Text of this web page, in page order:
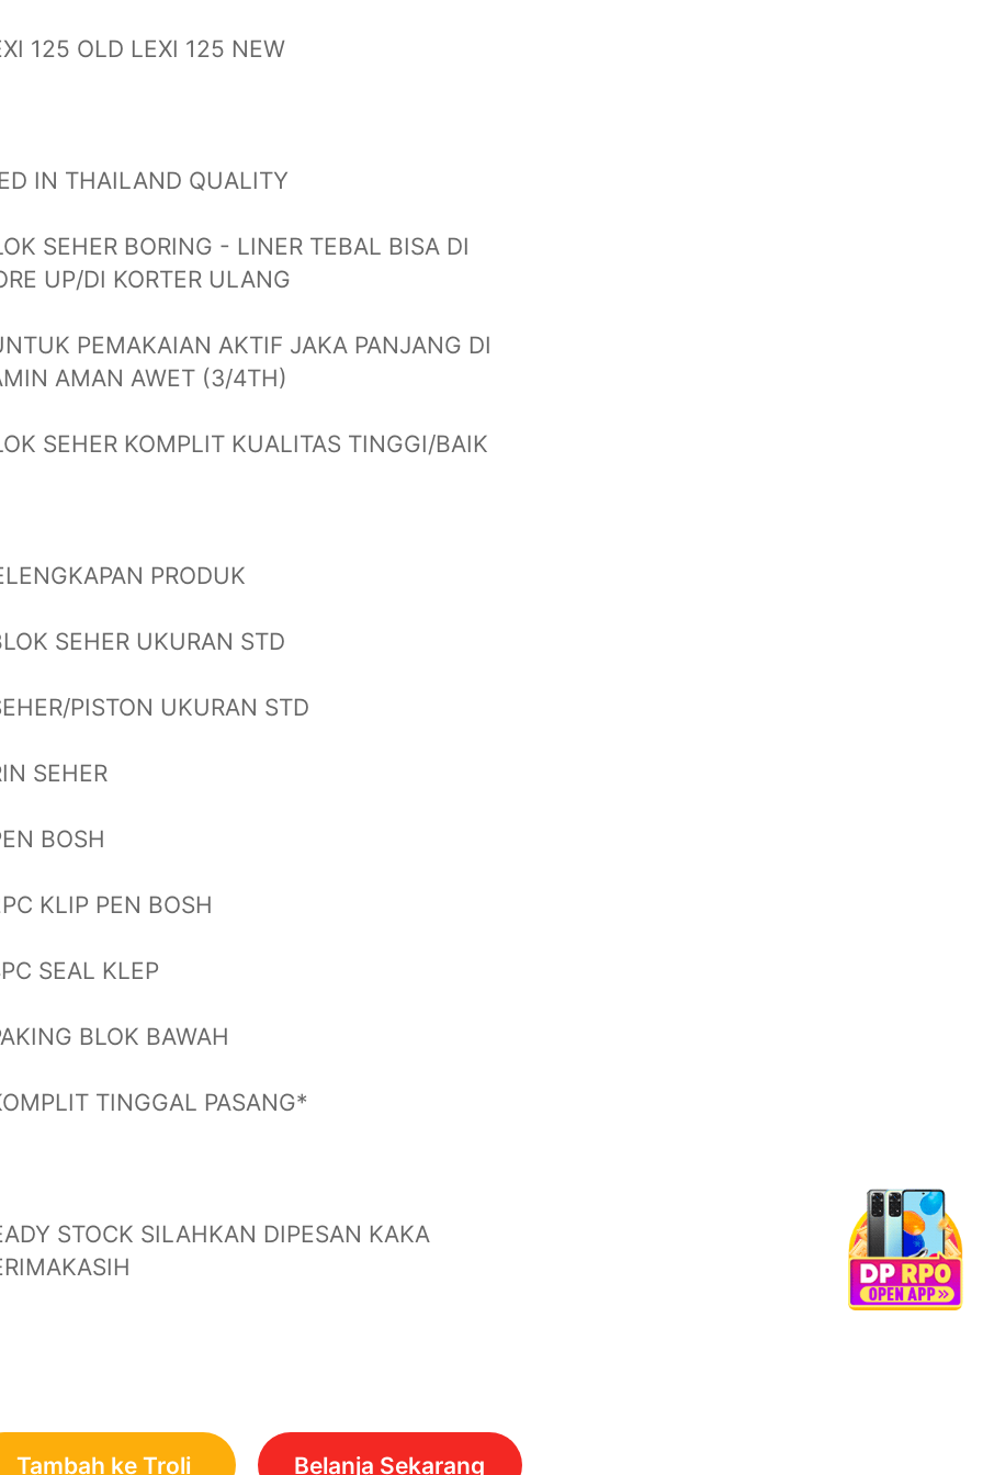
125 OLD LEXI 125 NEW
IN THAILAND QUALITY
SEHER BORING - LINER TEBAL BISA DI
UP/DI KORTER ULANG
PEMAKAIAN AKTIF JAKA PANJANG DI
AMAN AWET (3/4TH)
SEHER KOMPLIT KUALITAS TINGGI/BAIK
PRODUK
SEHER UKURAN STD
PISTON UKURAN STD
SEHER
BOSH
KLIP PEN BOSH
SEAL KLEP
BLOK BAWAH
TINGGAL PASANG*
STOCK SILAHKAN DIPESAN KAKA
Tambah ke Troli Belanja Sekarang